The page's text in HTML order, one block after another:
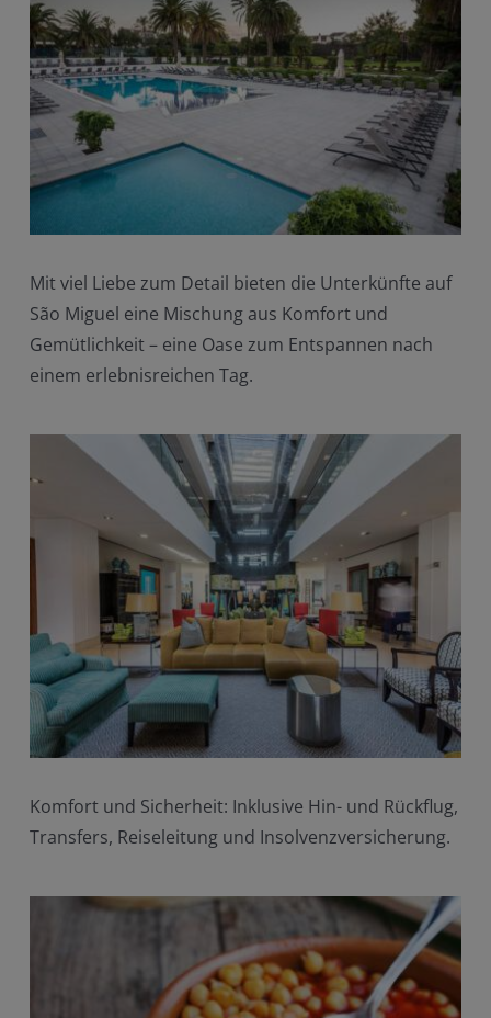
Mit viel Liebe zum Detail bieten die Unterkünfte auf
São Miguel eine Mischung aus Komfort und
Gemütlichkeit – eine Oase zum Entspannen nach
einem erlebnisreichen Tag.
Komfort und Sicherheit: Inklusive Hin- und Rückflug,
Transfers, Reiseleitung und Insolvenzversicherung.